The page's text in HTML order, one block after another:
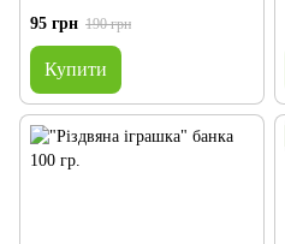
95 грн 190 грн
Купити